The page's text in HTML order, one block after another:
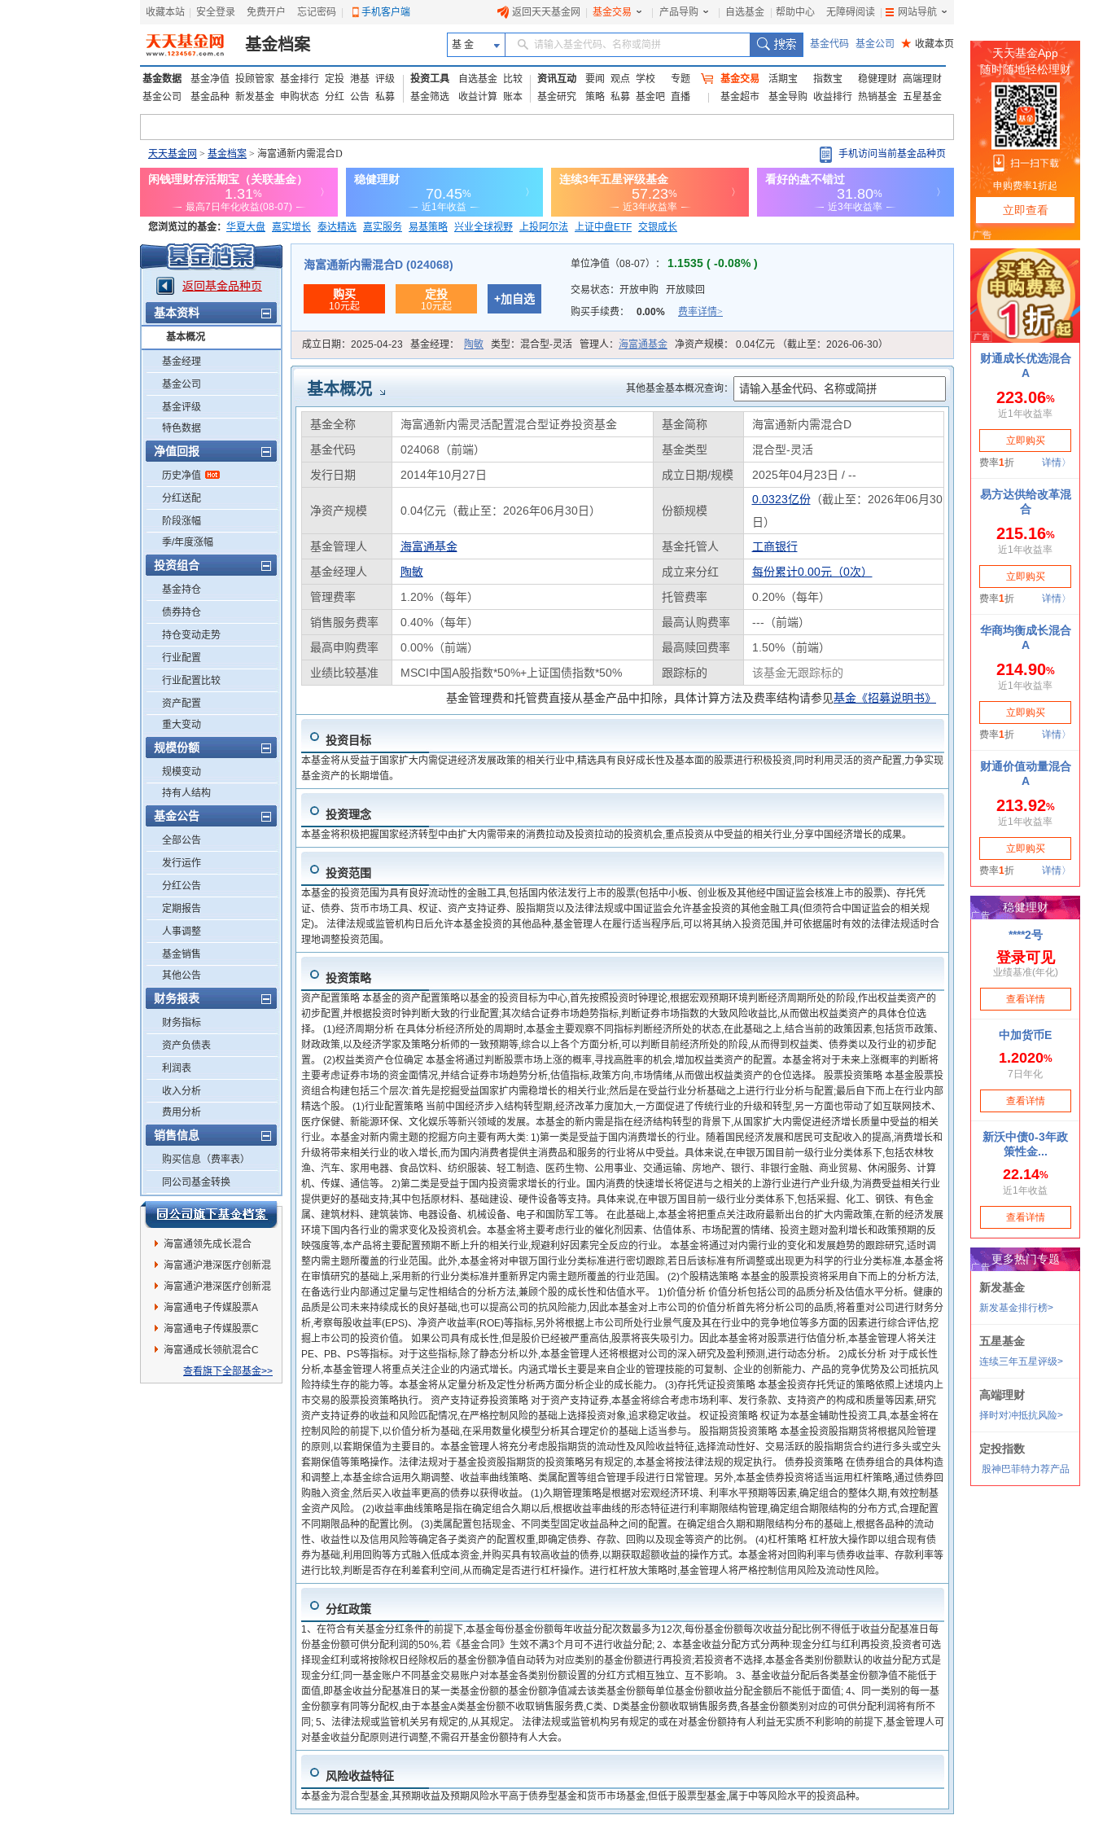
收藏本站 安全登录 免费开户 忘记密码 手机客户端 返回天天基金网 基金交易 产品导购 自选基金 帮助中心 无障碍阅读 网站导航
基金档案 基 金 请输入基金代码、名称或简拼 基金代码 基金公司 ★ 收藏本页
基金数据 基金净值 投顾管家 基金排行 定投 港基 评级
基金公司
基金品种 新发基金 申购状态 分红 公告 私募
投资工具 自选基金
比较
基金筛选
收益计算 账本
资讯互动 要闻 观点 学校
专题
基金研究
策略 私募 基金吧 直播
基金交易 活期宝 指数宝 稳健理财 高端理财
基金超市
基金导购 收益排行 热销基金 五星基金
天天基金网 > 基金档案 > 海富通新内需混合D 手机访问当前基金品种页
您浏览过的基金： 华夏大盘 嘉实增长 泰达精选 嘉实服务 易基策略 兴业全球视野 上投阿尔法 上证中盘ETF 交银成长
添富优势 华安宏利 上证180价值ETF
返回基金品种页
基本资料
基本概况
基金经理
基金公司
基金评级
特色数据
净值回报
历史净值
分红送配
阶段涨幅
季/年度涨幅
投资组合
基金持仓
债券持仓
持仓变动走势
行业配置
行业配置比较
资产配置
重大变动
规模份额
规模变动
持有人结构
基金公告
全部公告
发行运作
分红公告
定期报告
人事调整
基金销售
其他公告
财务报表
财务指标
资产负债表
利润表
收入分析
费用分析
销售信息
购买信息（费率表）
同公司基金转换
海富通领先成长混合
海富通沪港深医疗创新混
合C
海富通沪港深医疗创新混
合A
海富通电子传媒股票A
海富通电子传媒股票C
海富通成长领航混合C
查看旗下全部基金>>
海富通新内需混合D (024068)
购买
10元起
定投
10元起
+加自选
单位净值（08-07）： 1.1535 ( -0.08% )
交易状态： 开放申购
开放赎回
购买手续费：
0.00% 费率详情>
成立日期： 2025-04-23 基金经理： 陶敏 类型： 混合型-灵活 管理人： 海富通基金 净资产规模： 0.04亿元 （截止至：2026-06-30）
基本概况 其他基金基本概况查询：
基金全称 海富通新内需灵活配置混合型证券投资基金 基金简称
海富通新内需混合D
基金代码
024068（前端） 基金类型
混合型-灵活
发行日期
2014年10月27日 成立日期/规模 2025年04月23日 / --
净资产规模 0.04亿元（截止至：2026年06月30日） 份额规模
0.0323亿份（截止至：2026年06月30
日）
基金管理人
海富通基金 基金托管人
工商银行
基金经理人
陶敏 成立来分红
每份累计0.00元（0次）
管理费率
1.20%（每年） 托管费率
0.20%（每年）
销售服务费率
0.40%（每年） 最高认购费率
---（前端）
最高申购费率
0.00%（前端） 最高赎回费率
1.50%（前端）
业绩比较基准
MSCI中国A股指数*50%+上证国债指数*50% 跟踪标的
该基金无跟踪标的
基金管理费和托管费直接从基金产品中扣除，具体计算方法及费率结构请参见基金《招募说明书》
投资目标
本基金将从受益于国家扩大内需促进经济发展政策的相关行业中,精选具有良好成长性及基本面的股票进行积极投资,同时利用灵活的资产配置,力争实现
基金资产的长期增值。
投资理念
本基金将积极把握国家经济转型中由扩大内需带来的消费拉动及投资拉动的投资机会,重点投资从中受益的相关行业,分享中国经济增长的成果。
投资范围
本基金的投资范围为具有良好流动性的金融工具,包括国内依法发行上市的股票(包括中小板、创业板及其他经中国证监会核准上市的股票)、存托凭
证、债券、货币市场工具、权证、资产支持证券、股指期货以及法律法规或中国证监会允许基金投资的其他金融工具(但须符合中国证监会的相关规
定)。 法律法规或监管机构日后允许本基金投资的其他品种,基金管理人在履行适当程序后,可以将其纳入投资范围,并可依据届时有效的法律法规适时合
理地调整投资范围。
投资策略
资产配置策略 本基金的资产配置策略以基金的投资目标为中心,首先按照投资时钟理论,根据宏观预期环境判断经济周期所处的阶段,作出权益类资产的
初步配置,并根据投资时钟判断大致的行业配置;其次结合证券市场趋势指标,判断证券市场指数的大致风险收益比,从而做出权益类资产的具体仓位选
择。 (1)经济周期分析 在具体分析经济所处的周期时,本基金主要观察不同指标判断经济所处的状态,在此基础之上,结合当前的政策因素,包括货币政策、
财政政策,以及经济学家及策略分析师的一致预期等,综合以上各个方面分析,可以判断目前经济所处的阶段,从而得到权益类、债券类以及行业的初步配
置。 (2)权益类资产仓位确定 本基金将通过判断股票市场上涨的概率,寻找高胜率的机会,增加权益类资产的配置。本基金将对于未来上涨概率的判断将
主要考虑证券市场的资金面情况,并结合证券市场趋势分析,估值指标,政策方向,市场情绪,从而做出权益类资产的仓位选择。 股票投资策略 本基金股票投
资组合构建包括三个层次:首先是挖掘受益国家扩内需稳增长的相关行业;然后是在受益行业分析基础之上进行行业分析与配置;最后自下而上在行业内部
精选个股。 (1)行业配置策略 当前中国经济步入结构转型期,经济改革力度加大,一方面促进了传统行业的升级和转型,另一方面也带动了如互联网技术、
医疗保健、新能源环保、文化娱乐等新兴领域的发展。本基金的新内需是指在经济结构转型的背景下,从国家扩大内需促进经济增长质量中受益的相关
行业。本基金对新内需主题的挖掘方向主要有两大类: 1)第一类是受益于国内消费增长的行业。随着国民经济发展和居民可支配收入的提高,消费增长和
升级将带来相关行业的收入增长,而为国内消费者提供主消费品和服务的行业将从中受益。具体来说,在申银万国目前一级行业分类体系下,包括农林牧
渔、汽车、家用电器、食品饮料、纺织服装、轻工制造、医药生物、公用事业、交通运输、房地产、银行、非银行金融、商业贸易、休闲服务、计算
机、传媒、通信等。 2)第二类是受益于国内投资需求增长的行业。国内消费的快速增长将促进与之相关的上游行业进行产业升级,为消费受益相关行业
提供更好的基础支持;其中包括原材料、基础建设、硬件设备等支持。具体来说,在申银万国目前一级行业分类体系下,包括采掘、化工、钢铁、有色金
属、建筑材料、建筑装饰、电器设备、机械设备、电子和国防军工等。 在此基础上,本基金将把重点关注政府最新出台的扩大内需政策,在新的经济发展
环境下国内各行业的需求变化及投资机会。本基金将主要考虑行业的催化剂因素、估值体系、市场配置的情绪、投资主题对盈利增长和政策预期的反
映强度等,本产品将主要配置预期不断上升的相关行业,规避利好因素完全反应的行业。 本基金将通过对内需行业的变化和发展趋势的跟踪研究,适时调
整内需主题所覆盖的行业范围。此外,本基金将对申银万国行业分类标准进行密切跟踪,若日后该标准有所调整或出现更为科学的行业分类标准,本基金将
在审慎研究的基础上,采用新的行业分类标准并重新界定内需主题所覆盖的行业范围。 (2)个股精选策略 本基金的股票投资将采用自下而上的分析方法,
在备选行业内部通过定量与定性相结合的分析方法,兼顾个股的成长性和估值水平。 1)价值分析 价值分析包括公司的品质分析及估值水平分析。健康的
品质是公司未来持续成长的良好基础,也可以提高公司的抗风险能力,因此本基金对上市公司的价值分析首先将分析公司的品质,将着重对公司进行财务分
析,考察每股收益率(EPS)、净资产收益率(ROE)等指标,另外将根据上市公司所处行业景气度及其在行业中的竞争地位等多方面的因素进行综合评估,挖
掘上市公司的投资价值。 如果公司具有成长性,但是股价已经被严重高估,股票将丧失吸引力。因此本基金将对股票进行估值分析,本基金管理人将关注
PE、PB、PS等指标。对于这些指标,除了静态分析以外,本基金管理人还将根据对公司的深入研究及盈利预测,进行动态分析。 2)成长分析 对于成长性
分析,本基金管理人将重点关注企业的内涵式增长。内涵式增长主要是来自企业的管理技能的可复制、企业的创新能力、产品的竞争优势及公司抵抗风
险持续生存的能力等。本基金将从定量分析及定性分析两方面分析企业的成长能力。 (3)存托凭证投资策略 本基金投资存托凭证的策略依照上述境内上
市交易的股票投资策略执行。 资产支持证券投资策略 对于资产支持证券,本基金将综合考虑市场利率、发行条款、支持资产的构成和质量等因素,研究
资产支持证券的收益和风险匹配情况,在严格控制风险的基础上选择投资对象,追求稳定收益。 权证投资策略 权证为本基金辅助性投资工具,本基金将在
控制风险的前提下,以价值分析为基础,在采用数量化模型分析其合理定价的基础上适当参与。 股指期货投资策略 本基金投资股指期货将根据风险管理
的原则,以套期保值为主要目的。本基金管理人将充分考虑股指期货的流动性及风险收益特征,选择流动性好、交易活跃的股指期货合约进行多头或空头
套期保值等策略操作。法律法规对于基金投资股指期货的投资策略另有规定的,本基金将按法律法规的规定执行。 债券投资策略 在债券组合的具体构造
和调整上,本基金综合运用久期调整、收益率曲线策略、类属配置等组合管理手段进行日常管理。另外,本基金债券投资将适当运用杠杆策略,通过债券回
购融入资金,然后买入收益率更高的债券以获得收益。 (1)久期管理策略是根据对宏观经济环境、利率水平预期等因素,确定组合的整体久期,有效控制基
金资产风险。 (2)收益率曲线策略是指在确定组合久期以后,根据收益率曲线的形态特征进行利率期限结构管理,确定组合期限结构的分布方式,合理配置
不同期限品种的配置比例。 (3)类属配置包括现金、不同类型固定收益品种之间的配置。在确定组合久期和期限结构分布的基础上,根据各品种的流动
性、收益性以及信用风险等确定各子类资产的配置权重,即确定债券、存款、回购以及现金等资产的比例。 (4)杠杆策略 杠杆放大操作即以组合现有债
券为基础,利用回购等方式融入低成本资金,并购买具有较高收益的债券,以期获取超额收益的操作方式。本基金将对回购利率与债券收益率、存款利率等
进行比较,判断是否存在利差套利空间,从而确定是否进行杠杆操作。进行杠杆放大策略时,基金管理人将严格控制信用风险及流动性风险。
分红政策
1、在符合有关基金分红条件的前提下,本基金每份基金份额每年收益分配次数最多为12次,每份基金份额每次收益分配比例不得低于收益分配基准日每
份基金份额可供分配利润的50%,若《基金合同》生效不满3个月可不进行收益分配; 2、本基金收益分配方式分两种:现金分红与红利再投资,投资者可选
择现金红利或将按除权日经除权后的基金份额净值自动转为对应类别的基金份额进行再投资;若投资者不选择,本基金各类别份额默认的收益分配方式是
现金分红;同一基金账户不同基金交易账户对本基金各类别份额设置的分红方式相互独立、互不影响。 3、基金收益分配后各类基金份额净值不能低于
面值,即基金收益分配基准日的某一类基金份额的基金份额净值减去该类基金份额每单位基金份额收益分配金额后不能低于面值; 4、同一类别的每一基
金份额享有同等分配权,由于本基金A类基金份额不收取销售服务费,C类、D类基金份额收取销售服务费,各基金份额类别对应的可供分配利润将有所不
同; 5、法律法规或监管机关另有规定的,从其规定。 法律法规或监管机构另有规定的或在对基金份额持有人利益无实质不利影响的前提下,基金管理人可
对基金收益分配原则进行调整,不需召开基金份额持有人大会。
风险收益特征
本基金为混合型基金,其预期收益及预期风险水平高于债券型基金和货币市场基金,但低于股票型基金,属于中等风险水平的投资品种。